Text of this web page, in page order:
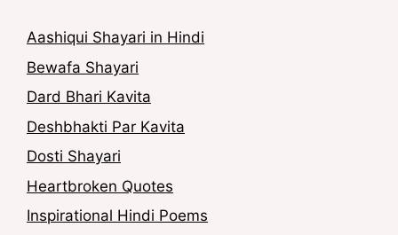
Aashiqui Shayari in Hindi
Bewafa Shayari
Dard Bhari Kavita
Deshbhakti Par Kavita
Dosti Shayari
Heartbroken Quotes
Inspirational Hindi Poems